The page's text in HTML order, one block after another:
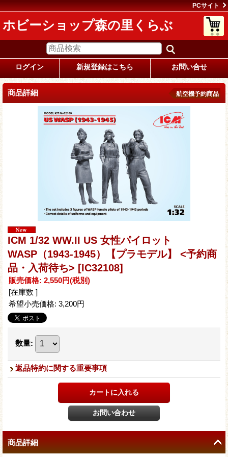
PCサイト
ホビーショップ森の里くらぶ
ログイン 新規登録はこちら お問い合せ
商品詳細 航空機予約商品
ICM 1/32 WW.II US 女性パイロット
WASP（1943-1945）【プラモデル】 <予約商
品・入荷待ち> [IC32108]
販売価格: 2,550円(税別)
[在庫数 ]
希望小売価格: 3,200円
数量:
返品特約に関する重要事項
商品詳細